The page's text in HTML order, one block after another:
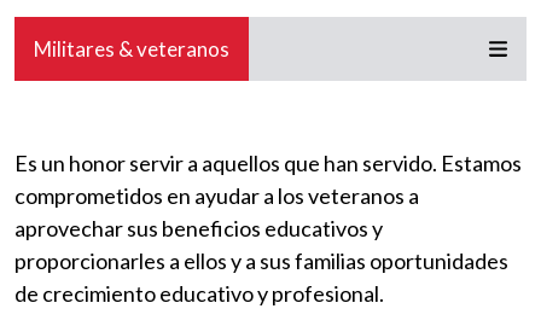
Militares & veteranos
Es un honor servir a aquellos que han servido. Estamos
comprometidos en ayudar a los veteranos a
aprovechar sus beneficios educativos y
proporcionarles a ellos y a sus familias oportunidades
de crecimiento educativo y profesional.